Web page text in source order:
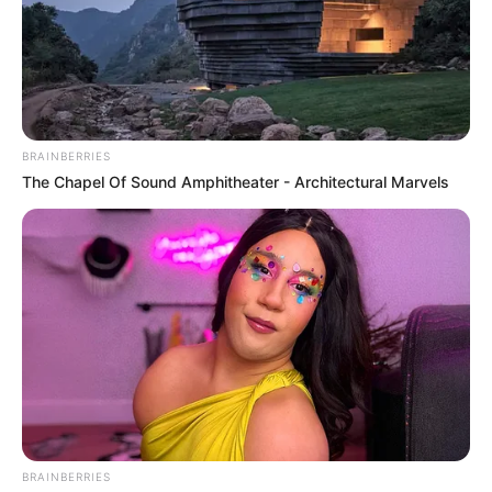
parieurs exigeants.
BRAINBERRIES
The Chapel Of Sound Amphitheater - Architectural Marvels
BRAINBERRIES